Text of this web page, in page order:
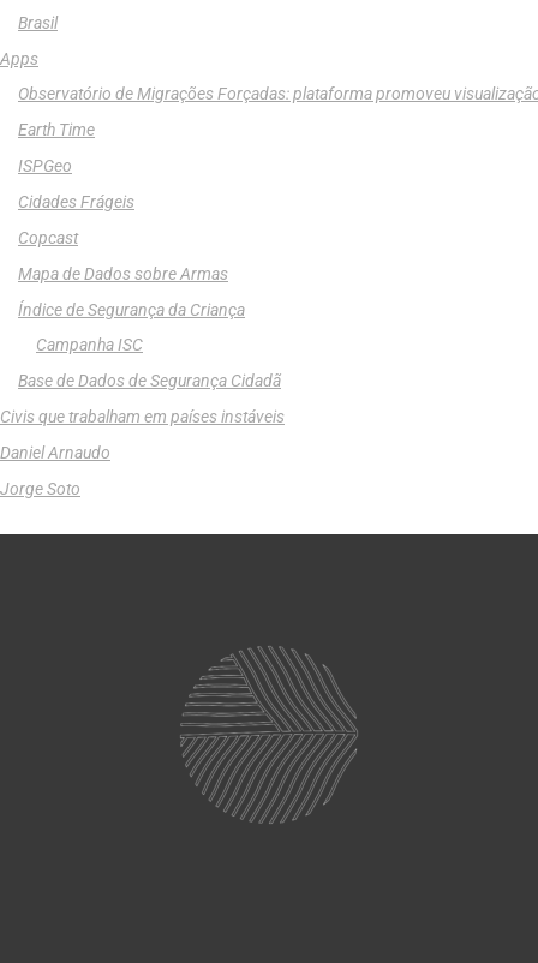
Brasil
Apps
Observatório de Migrações Forçadas: plataforma promoveu
Earth Time
ISPGeo
Cidades Frágeis
Copcast
Mapa de Dados sobre Armas
Índice de Segurança da Criança
Campanha ISC
Base de Dados de Segurança Cidadã
Civis que trabalham em países instáveis
Daniel Arnaudo
Jorge Soto